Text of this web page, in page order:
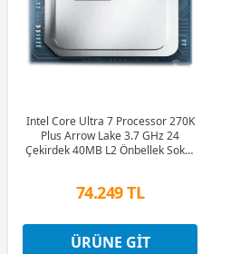
Intel Core Ultra 7 Processor 270K
Plus Arrow Lake 3.7 GHz 24
Çekirdek 40MB L2 Önbellek Soket
LGA1851 Z890 DDR5
Anakart
74.249 TL
ÜRÜNE GIT